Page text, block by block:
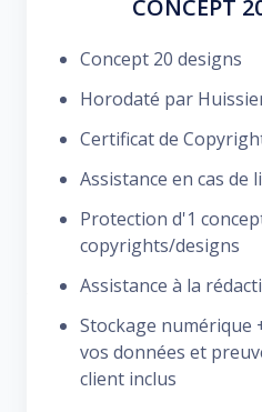
CONCEPT
Concept 20 designs
Horodaté par
Certificat de
Assistance en cas de
Protection d'1
copyrights/designs
Assistance à la
Stockage numérique
vos données et
client inclus